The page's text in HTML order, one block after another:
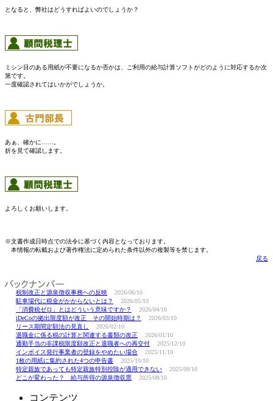
となると、弊社はどうすればよいのでしょうか？
ミシン目のある用紙が不要になるか否かは、ご利用の給与計算ソフトがどのように対応するか次
第です。
一度確認されてはいかがでしょうか。
あぁ、確かに……。
折を見て確認します。
よろしくお願いします。
※文書作成日時点での法令に基づく内容となっております。
本情報の転載および著作権法に定められた条件以外の複製等を禁じます。
戻る
税制改正と源泉徴収事務への反映
2026/06/10
駐車場代に税金がかからないとは？
2026/05/10
「消費税ゼロ」とはどういう意味ですか？
2026/04/10
iDeCoの拠出限度額が改正 その開始時期は？
2026/03/10
リース期間定額法の見直し
2026/02/10
退職金に係る税の計算と関連する書類の改正
2026/01/10
通勤手当の非課税限度額改正と退職者への再交付
2025/12/10
インボイス発行事業者の登録をやめたい場合
2025/11/10
1枚の用紙に集約された4つの申告書
2025/10/10
特定親族であっても特定親族特別控除が適用できない
2025/09/10
どこが変わった？ 給与所得の源泉徴収票
2025/08/10
コンテンツ